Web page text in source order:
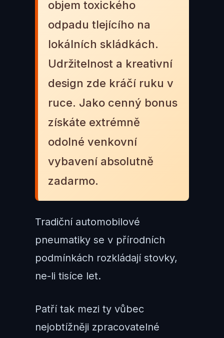
objem toxického
odpadu tlejícího na
lokálních skládkách.
Udržitelnost a kreativní
design zde kráčí ruku v
ruce. Jako cenný bonus
získáte extrémně
odolné venkovní
vybavení absolutně
zadarmo.
Tradiční automobilové
pneumatiky se v přírodních
podmínkách rozkládají stovky,
ne-li tisíce let.
Patří tak mezi ty vůbec
nejobtížněji zpracovatelné